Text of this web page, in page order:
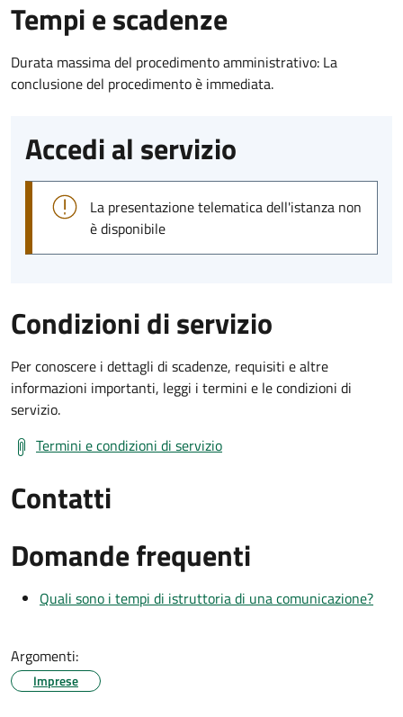
Tempi e scadenze
Durata massima del procedimento amministrativo: La
conclusione del procedimento è immediata.
Accedi al servizio
La presentazione telematica dell'istanza non
è disponibile
Condizioni di servizio
Per conoscere i dettagli di scadenze, requisiti e altre
informazioni importanti, leggi i termini e le condizioni di
servizio.
Termini e condizioni di servizio
Contatti
Domande frequenti
Quali sono i tempi di istruttoria di una comunicazione?
Argomenti:
Imprese